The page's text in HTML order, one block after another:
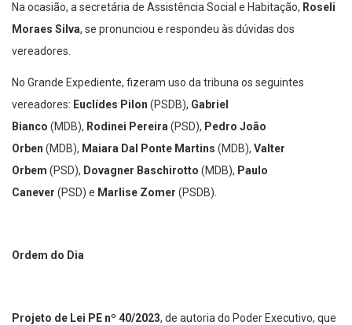
Na ocasião, a secretária de Assistência Social e Habitação, Roseli
Moraes Silva, se pronunciou e respondeu às dúvidas dos
vereadores.
No Grande Expediente, fizeram uso da tribuna os seguintes
vereadores: Euclídes Pilon (PSDB), Gabriel
Bianco (MDB), Rodinei Pereira (PSD), Pedro João
Orben (MDB), Maiara Dal Ponte Martins (MDB), Valter
Orbem (PSD), Dovagner Baschirotto (MDB), Paulo
Canever (PSD) e Marlise Zomer (PSDB).
Ordem do Dia
Projeto de Lei PE nº 40/2023, de autoria do Poder Executivo, que